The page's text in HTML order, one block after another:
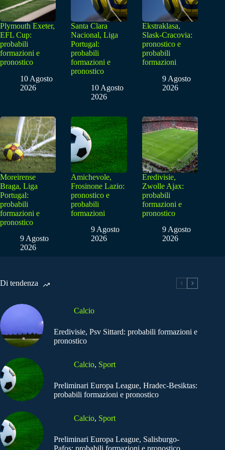
Plymouth Exeter,
EFL Cup:
probabili
formazioni e
pronostico
10 Agosto
2026
Santa Clara
Nacional, Liga
Portugal:
probabili
formazioni e
pronostico
10 Agosto
2026
Ekstraklasa,
Slask-Cracovia:
pronostico e
probabili
formazioni
9 Agosto
2026
Moreirense
Braga, Liga
Portugal:
probabili
formazioni e
pronostico
9 Agosto
2026
Amichevole,
Frosinone Lazio:
pronostico e
probabili
formazioni
9 Agosto
2026
Eredivisie,
Zwolle Ajax:
probabili
formazioni e
pronostico
9 Agosto
2026
Di tendenza
Calcio
Eredivisie, Psv Sittard: probabili formazioni e
pronostico
Calcio, Sport
Preliminari Europa League, Hradec-Besiktas:
probabili formazioni e pronostico
Calcio, Sport
Preliminari Europa League, Salisburgo-
Pafos: probabili formazioni e pronostico